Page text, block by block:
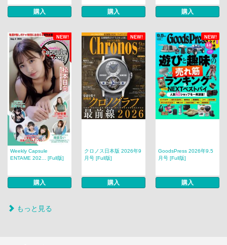
購入 購入 購入
NEW! NEW! NEW!
Weekly Capsule
ENTAME 202... [Full版]
購入
クロノス日本版 2026年9
月号 [Full版]
購入
GoodsPress 2026年9.5
月号 [Full版]
購入
もっと見る